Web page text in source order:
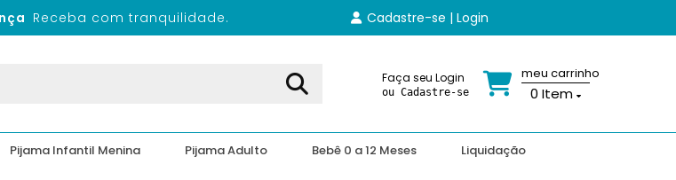
Receba com tranquilidade. Cadastre-se | Login
Faça seu Login
ou Cadastre-se
meu carrinho
0 Item
Pijama Infantil Menina Pijama Adulto Bebê 0 a 12 Meses Liquidação